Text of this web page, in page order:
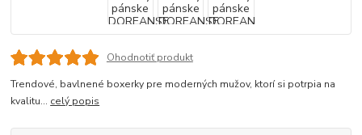
Ohodnotiť produkt
Trendové, bavlnené boxerky pre moderných mužov, ktorí si potrpia na
kvalitu... celý popis